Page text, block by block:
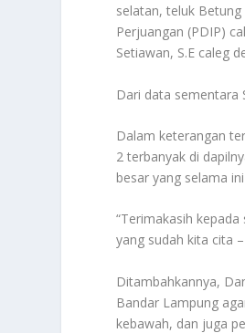
selatan, teluk
Perjuangan (PDIP)
Setiawan, S.E caleg
Dari data sementara
Dalam keterangan
2 terbanyak di
besar yang selama
“Terimakasih
yang sudah kita cita
Ditambahkannya,
Bandar Lampung
kebawah, dan juga